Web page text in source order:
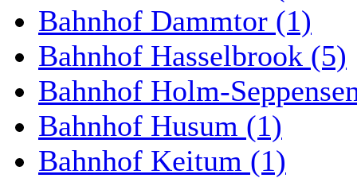
Bahnhof Dammtor (1)
Bahnhof Hasselbrook (5)
Bahnhof Holm-
Bahnhof Husum (1)
Bahnhof Keitum (1)